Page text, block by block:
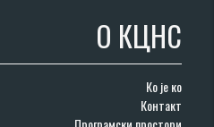
О КЦНС
Ко је ко
Контакт